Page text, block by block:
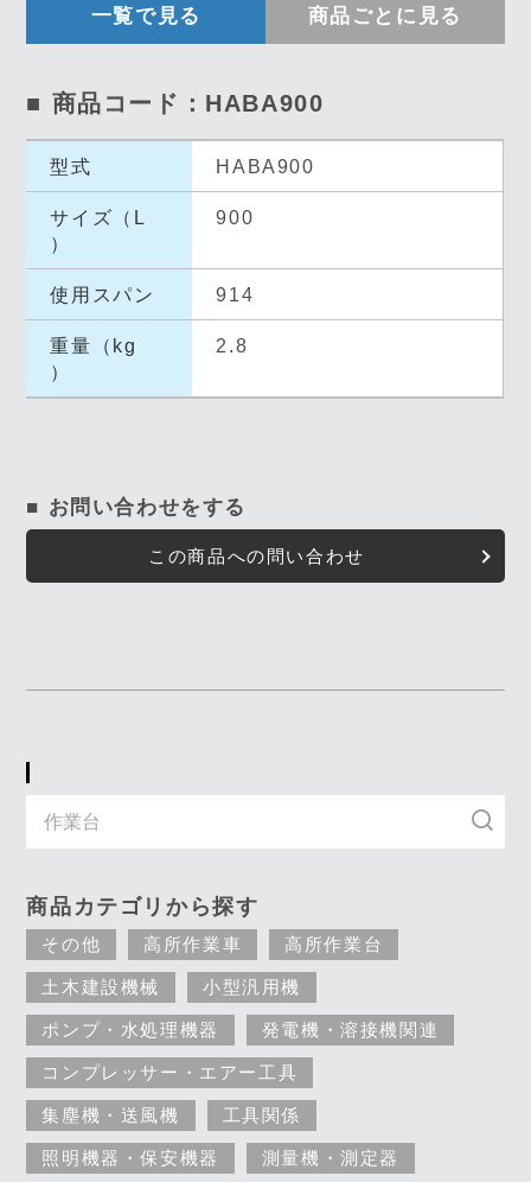
一覧で見る 商品ごとに見る
■ 商品コード：HABA900
型式 HABA900
サイズ（L
）
900
使用スパン 914
重量（kg
）
2.8
■ お問い合わせをする
この商品への問い合わせ
商品カテゴリから探す
その他 高所作業車 高所作業台
土木建設機械 小型汎用機
ポンプ・水処理機器 発電機・溶接機関連
コンプレッサー・エアー工具
集塵機・送風機 工具関係
照明機器・保安機器 測量機・測定器